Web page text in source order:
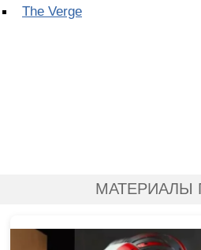
The Verge
МАТЕРИАЛЫ